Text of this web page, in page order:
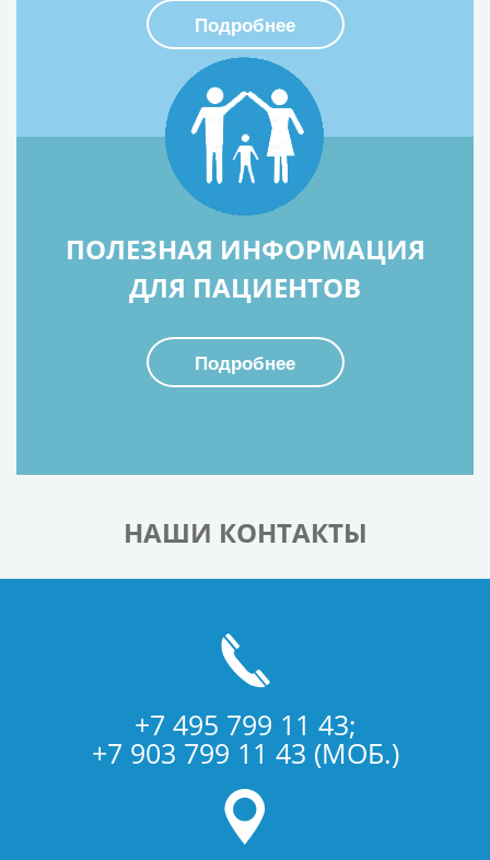
Подробнее
ПОЛЕЗНАЯ ИНФОРМАЦИЯ
ДЛЯ ПАЦИЕНТОВ
Подробнее
НАШИ КОНТАКТЫ
+7 495 799 11 43;
+7 903 799 11 43 (МОБ.)